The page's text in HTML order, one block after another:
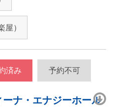
）
済み 予約不可
ナ・エナジーホール